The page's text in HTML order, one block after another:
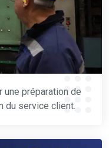
préparation de
du service client.